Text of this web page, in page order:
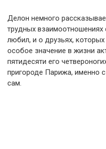
Делон немного
трудных
любил, и о друзьях,
особое значение в жизни
пятидесяти его
пригороде Парижа, именно
сам.